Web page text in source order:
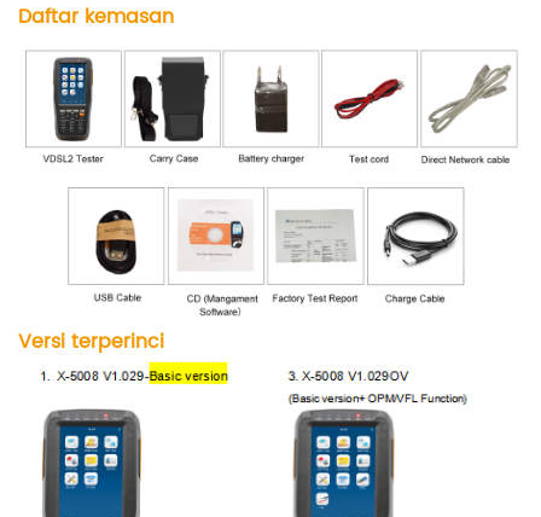
Daftar kemasan
Versi terperinci